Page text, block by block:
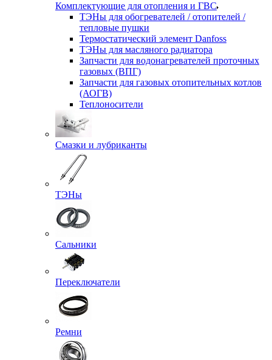
Комплектующие для отопления и ГВС
ТЭНы для обогревателей / отопителей /
тепловые пушки
Термостатический элемент Danfoss
ТЭНы для масляного радиатора
Запчасти для водонагревателей проточных
газовых (ВПГ)
Запчасти для газовых отопительных котлов
(АОГВ)
Теплоносители
Смазки и лубриканты
ТЭНы
Сальники
Переключатели
Ремни